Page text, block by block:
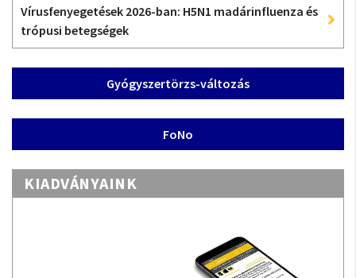
Vírusfenyegetések 2026-ban: H5N1 madárinfluenza és
trópusi betegségek
Gyógyszertörzs-változás
FoNo
KIADVÁNYAINK